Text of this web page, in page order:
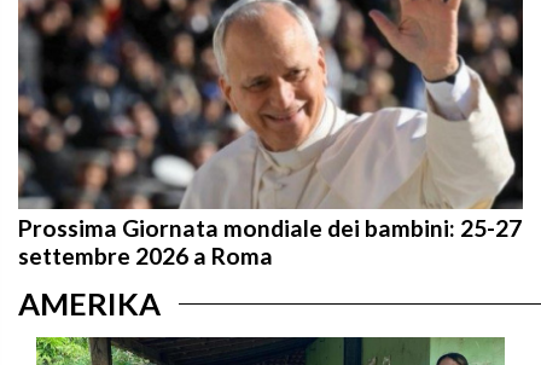
Prossima Giornata mondiale dei bambini: 25-27
settembre 2026 a Roma
AMERIKA